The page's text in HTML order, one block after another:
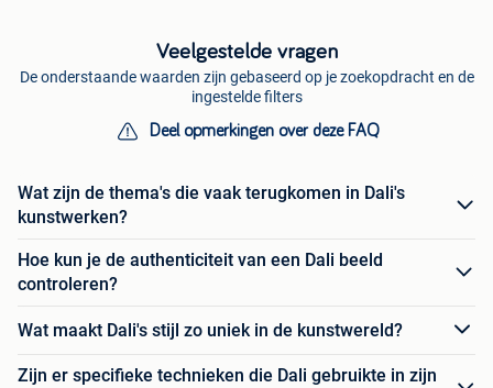
Veelgestelde vragen
De onderstaande waarden zijn gebaseerd op je zoekopdracht en de
ingestelde filters
Deel opmerkingen over deze FAQ
Wat zijn de thema's die vaak terugkomen in Dali's
kunstwerken?
Hoe kun je de authenticiteit van een Dali beeld
controleren?
Wat maakt Dali's stijl zo uniek in de kunstwereld?
Zijn er specifieke technieken die Dali gebruikte in zijn